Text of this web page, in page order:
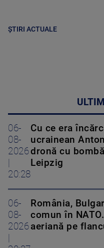
ȘTIRI ACTUALE
06-
08-
2026
20:28
Cu ce era
ucrainean
dronă cu
Leipzig
06-
08-
2026
România,
comun în
aeriană pe